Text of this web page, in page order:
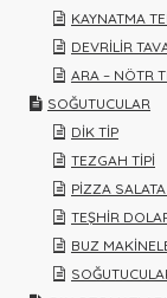
KAYNATMA
DEVRİLİR
ARA – NÖTR
SOĞUTUCULAR
DİK TİP
TEZGAH TİPİ
PİZZA
TEŞHİR
BUZ